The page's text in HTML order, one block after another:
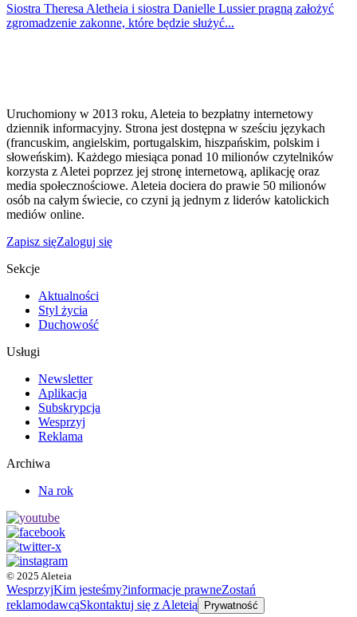
Siostra Theresa Aletheia i siostra Danielle Lussier pragną założyć
zgromadzenie zakonne, które będzie służyć...
Uruchomiony w 2013 roku, Aleteia to bezpłatny internetowy
dziennik informacyjny. Strona jest dostępna w sześciu językach
(francuskim, angielskim, portugalskim, hiszpańskim, polskim i
słoweńskim). Każdego miesiąca ponad 10 milionów czytelników
korzysta z Aletei poprzez jej stronę internetową, aplikację oraz
media społecznościowe. Aleteia dociera do prawie 50 milionów
osób na całym świecie, co czyni ją jednym z liderów katolickich
mediów online.
Zapisz sięZaloguj się
Sekcje
Aktualności
Styl życia
Duchowość
Usługi
Newsletter
Aplikacja
Subskrypcja
Wesprzyj
Reklama
Archiwa
Na rok
© 2025 Aleteia
WesprzyjKim jesteśmy?informacje prawneZostań
reklamodawcąSkontaktuj się z Aleteią Prywatność